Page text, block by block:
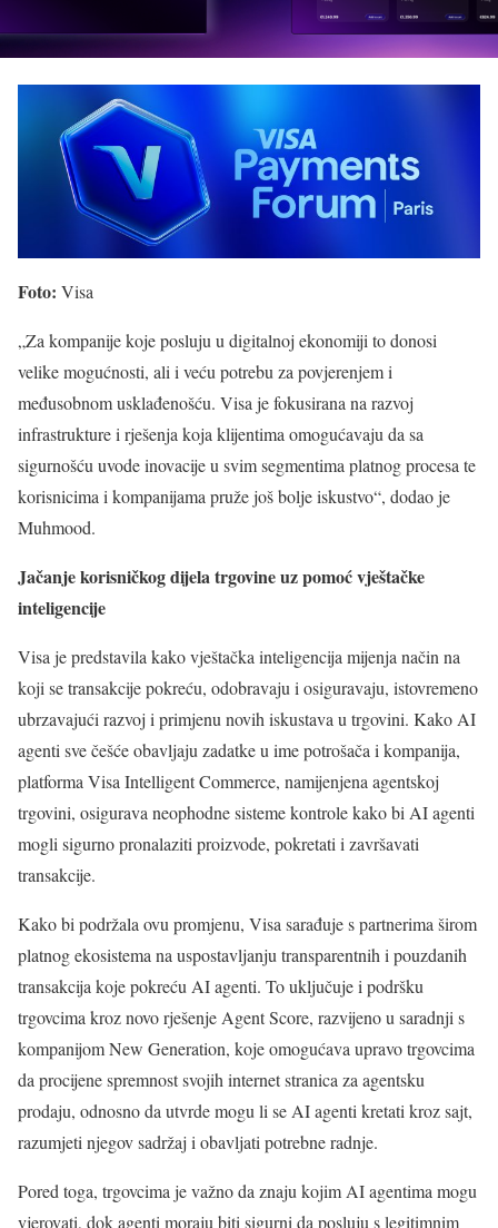
Foto: Visa
„Za kompanije koje posluju u digitalnoj ekonomiji to donosi
velike mogućnosti, ali i veću potrebu za povjerenjem i
međusobnom usklađenošću. Visa je fokusirana na razvoj
infrastrukture i rješenja koja klijentima omogućavaju da sa
sigurnošću uvode inovacije u svim segmentima platnog procesa te
korisnicima i kompanijama pruže još bolje iskustvo“, dodao je
Muhmood.
Jačanje korisničkog dijela trgovine uz pomoć vještačke
inteligencije
Visa je predstavila kako vještačka inteligencija mijenja način na
koji se transakcije pokreću, odobravaju i osiguravaju, istovremeno
ubrzavajući razvoj i primjenu novih iskustava u trgovini. Kako AI
agenti sve češće obavljaju zadatke u ime potrošača i kompanija,
platforma Visa Intelligent Commerce, namijenjena agentskoj
trgovini, osigurava neophodne sisteme kontrole kako bi AI agenti
mogli sigurno pronalaziti proizvode, pokretati i završavati
transakcije.
Kako bi podržala ovu promjenu, Visa sarađuje s partnerima širom
platnog ekosistema na uspostavljanju transparentnih i pouzdanih
transakcija koje pokreću AI agenti. To uključuje i podršku
trgovcima kroz novo rješenje Agent Score, razvijeno u saradnji s
kompanijom New Generation, koje omogućava upravo trgovcima
da procijene spremnost svojih internet stranica za agentsku
prodaju, odnosno da utvrde mogu li se AI agenti kretati kroz sajt,
razumjeti njegov sadržaj i obavljati potrebne radnje.
Pored toga, trgovcima je važno da znaju kojim AI agentima mogu
vjerovati, dok agenti moraju biti sigurni da posluju s legitimnim